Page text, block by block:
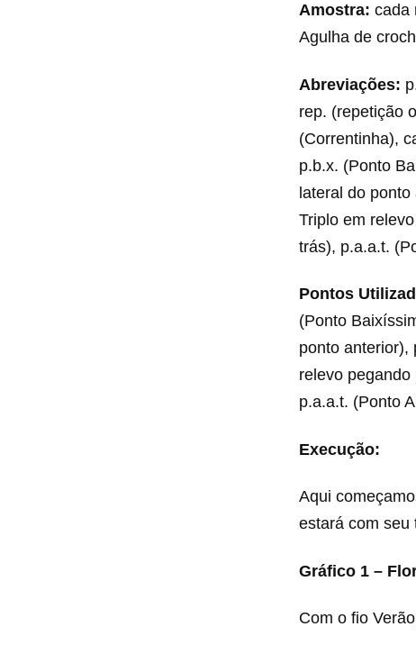
Amostra: cada
Agulha de
Abreviações:
rep. (repetição
(Correntinha),
p.b.x. (Ponto
lateral do
Triplo em
trás), p.a.a.t.
Pontos
(Ponto
ponto anterior),
relevo
p.a.a.t. (Ponto
Execução:
Aqui
estará com seu
Gráfico 1 –
Com o fio